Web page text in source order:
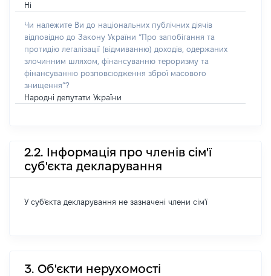
Ні
Чи належите Ви до національних публічних діячів
відповідно до Закону України “Про запобігання та
протидію легалізації (відмиванню) доходів, одержаних
злочинним шляхом, фінансуванню тероризму та
фінансуванню розповсюдження зброї масового
знищення”?
Народні депутати України
2.2. Інформація про членів сім'ї
суб'єкта декларування
У суб'єкта декларування не зазначені члени сім'ї
3. Об'єкти нерухомості